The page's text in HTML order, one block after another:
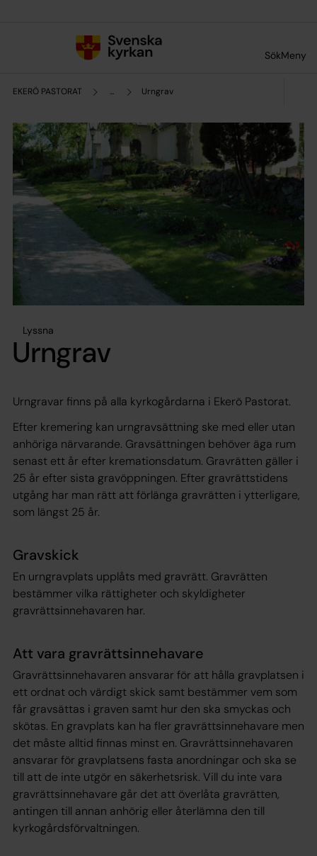
SökMeny
EKERÖ PASTORAT ... Urngrav
Lyssna
Urngrav
Urngravar finns på alla kyrkogårdarna i Ekerö Pastorat.
Efter kremering kan urngravsättning ske med eller utan
anhöriga närvarande. Gravsättningen behöver äga rum
senast ett år efter kremationsdatum. Gravrätten gäller i
25 år efter sista gravöppningen. Efter gravrättstidens
utgång har man rätt att förlänga gravrätten i ytterligare,
som längst 25 år.
Gravskick
En urngravplats upplåts med gravrätt. Gravrätten
bestämmer vilka rättigheter och skyldigheter
gravrättsinnehavaren har.
Att vara gravrättsinnehavare
Gravrättsinnehavaren ansvarar för att hålla gravplatsen i
ett ordnat och värdigt skick samt bestämmer vem som
får gravsättas i graven samt hur den ska smyckas och
skötas. En gravplats kan ha fler gravrättsinnehavare men
det måste alltid finnas minst en. Gravrättsinnehavaren
ansvarar för gravplatsens fasta anordningar och ska se
till att de inte utgör en säkerhetsrisk. Vill du inte vara
gravrättsinnehavare går det att överlåta gravrätten,
antingen till annan anhörig eller återlämna den till
kyrkogårdsförvaltningen.